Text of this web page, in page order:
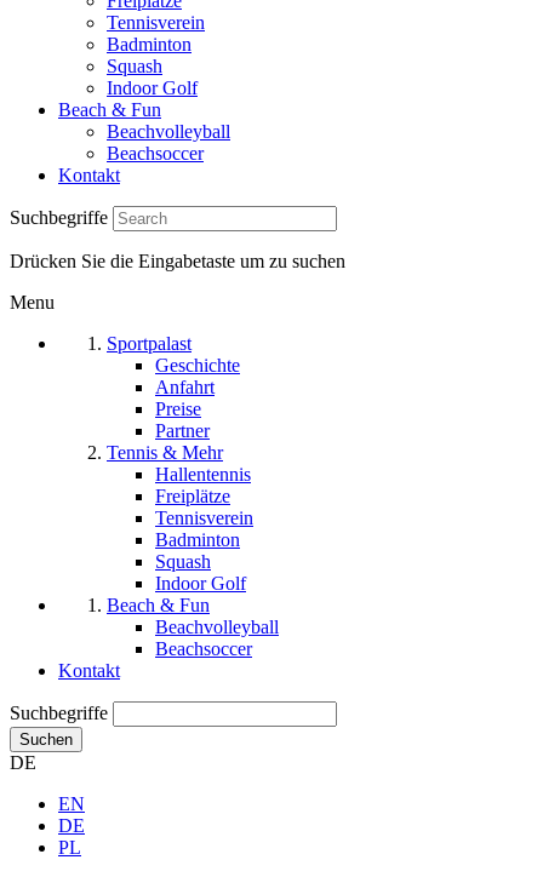
Tennisverein
Badminton
Squash
Indoor Golf
Beach & Fun
Beachvolleyball
Beachsoccer
Kontakt
Suchbegriffe
Drücken Sie die Eingabetaste um zu suchen
Menu
Sportpalast
Geschichte
Anfahrt
Preise
Partner
Tennis & Mehr
Hallentennis
Freiplätze
Tennisverein
Badminton
Squash
Indoor Golf
Beach & Fun
Beachvolleyball
Beachsoccer
Kontakt
Suchbegriffe
Suchen
DE
EN
DE
PL